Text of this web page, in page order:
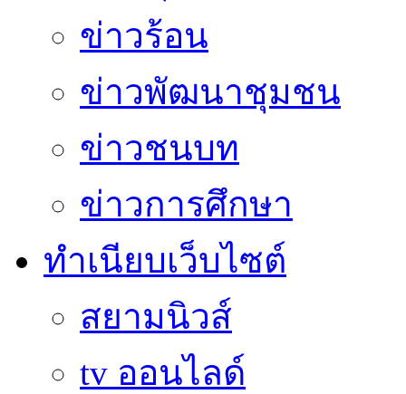
ข่าวร้อน
ข่าวพัฒนาชุมชน
ข่าวชนบท
ข่าวการศึกษา
ทำเนียบเว็บไซต์
สยามนิวส์
tv ออนไลด์